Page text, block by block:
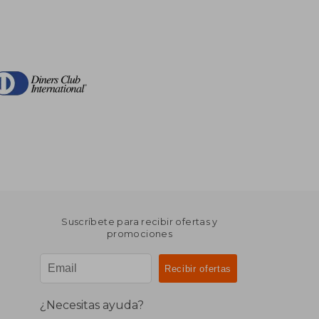
Suscríbete para recibir ofertas y
promociones
¿Necesitas ayuda?